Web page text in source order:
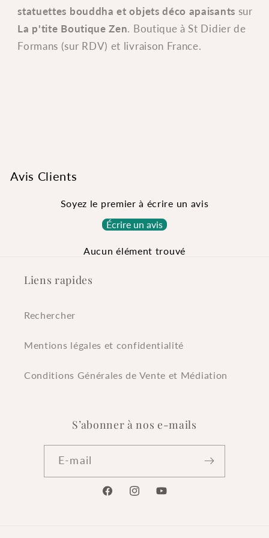
statuettes bouddha et objets déco apaisants sur
La p'tite Boutique Zen. Boutique à St Didier de
Formans (sur RDV) et livraison France.
Avis Clients
Soyez le premier à écrire un avis
Écrire un avis
Aucun élément trouvé
Liens rapides
Rechercher
Mentions légales et confidentialité
Conditions Générales de Vente et Médiation
S’abonner à nos e-mails
E-mail
FacebookInstagramYouTube